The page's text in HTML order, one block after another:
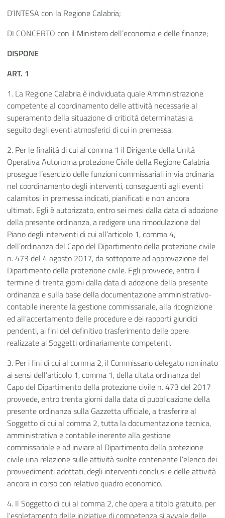
D’INTESA con la Regione Calabria;
DI CONCERTO con il Ministero dell’economia e delle finanze;
DISPONE
ART. 1
1. La Regione Calabria è individuata quale Amministrazione
competente al coordinamento delle attività necessarie al
superamento della situazione di criticità determinatasi a
seguito degli eventi atmosferici di cui in premessa.
2. Per le finalità di cui al comma 1 il Dirigente della Unità
Operativa Autonoma protezione Civile della Regione Calabria
prosegue l’esercizio delle funzioni commissariali in via ordinaria
nel coordinamento degli interventi, conseguenti agli eventi
calamitosi in premessa indicati, pianificati e non ancora
ultimati. Egli è autorizzato, entro sei mesi dalla data di adozione
della presente ordinanza, a redigere una rimodulazione del
Piano degli interventi di cui all’articolo 1, comma 4,
dell’ordinanza del Capo del Dipartimento della protezione civile
n. 473 del 4 agosto 2017, da sottoporre ad approvazione del
Dipartimento della protezione civile. Egli provvede, entro il
termine di trenta giorni dalla data di adozione della presente
ordinanza e sulla base della documentazione amministrativo-
contabile inerente la gestione commissariale, alla ricognizione
ed all'accertamento delle procedure e dei rapporti giuridici
pendenti, ai fini del definitivo trasferimento delle opere
realizzate ai Soggetti ordinariamente competenti.
3. Per i fini di cui al comma 2, il Commissario delegato nominato
ai sensi dell’articolo 1, comma 1, della citata ordinanza del
Capo del Dipartimento della protezione civile n. 473 del 2017
provvede, entro trenta giorni dalla data di pubblicazione della
presente ordinanza sulla Gazzetta ufficiale, a trasferire al
Soggetto di cui al comma 2, tutta la documentazione tecnica,
amministrativa e contabile inerente alla gestione
commissariale e ad inviare al Dipartimento della protezione
civile una relazione sulle attività svolte contenente l’elenco dei
provvedimenti adottati, degli interventi conclusi e delle attività
ancora in corso con relativo quadro economico.
4. Il Soggetto di cui al comma 2, che opera a titolo gratuito, per
l'espletamento delle iniziative di competenza si avvale delle